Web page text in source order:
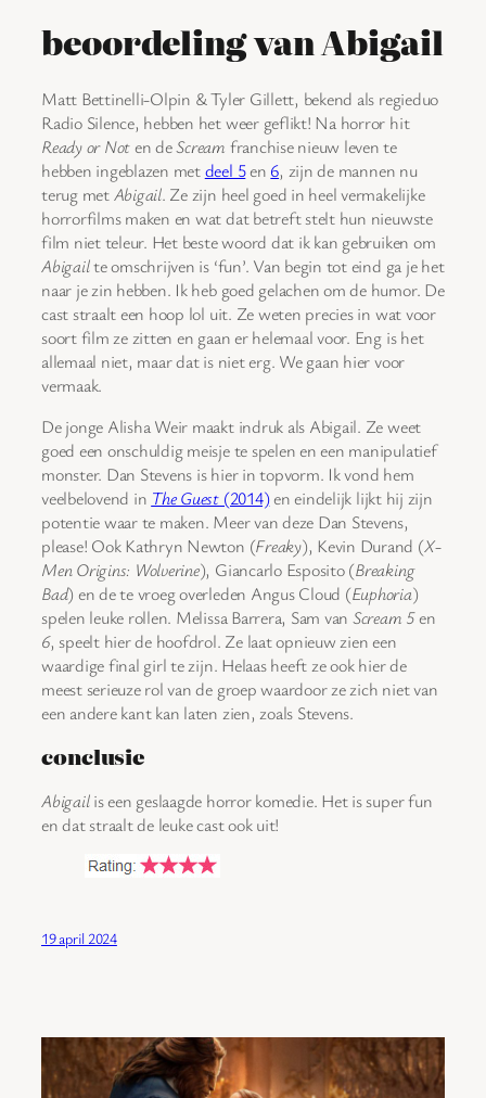
beoordeling van Abigail
Matt Bettinelli-Olpin & Tyler Gillett, bekend als regieduo
Radio Silence, hebben het weer geflikt! Na horror hit
Ready or Noten deScream franchise nieuw leven te
hebben ingeblazen metdeel 5en 6, zijn de mannen nu
terug metAbigail. Ze zijn heel goed in heel vermakelijke
horrorfilms maken en wat dat betreft stelt hun nieuwste
film niet teleur. Het beste woord dat ik kan gebruiken om
Abigailte omschrijven is ‘fun’. Van begin tot eind ga je het
naar je zin hebben. Ik heb goed gelachen om de humor. De
cast straalt een hoop lol uit. Ze weten precies in wat voor
soort film ze zitten en gaan er helemaal voor. Eng is het
allemaal niet, maar dat is niet erg. We gaan hier voor
vermaak.
De jonge Alisha Weir maakt indruk als Abigail. Ze weet
goed een onschuldig meisje te spelen en een manipulatief
monster. Dan Stevens is hier in topvorm. Ik vond hem
veelbelovend in The Guest (2014)en eindelijk lijkt hij zijn
potentie waar te maken. Meer van deze Dan Stevens,
please! Ook Kathryn Newton (Freaky), Kevin Durand (X-
Men Origins: Wolverine), Giancarlo Esposito (Breaking
Bad) en de te vroeg overleden Angus Cloud (Euphoria)
spelen leuke rollen. Melissa Barrera, Sam van Scream 5en
6, speelt hier de hoofdrol. Ze laat opnieuw zien een
waardige final girl te zijn. Helaas heeft ze ook hier de
meest serieuze rol van de groep waardoor ze zich niet van
een andere kant kan laten zien, zoals Stevens.
conclusie
Abigailis een geslaagde horror komedie. Het is super fun
en dat straalt de leuke cast ook uit!
19 april 2024